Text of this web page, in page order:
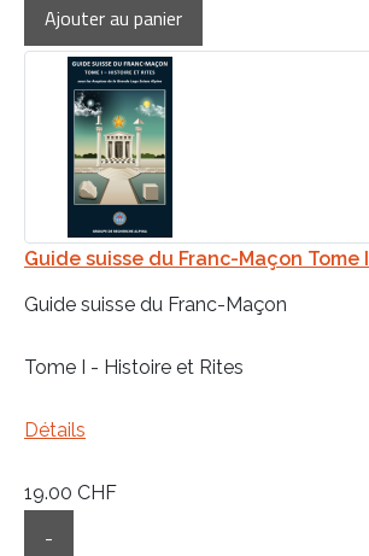
Guide suisse du Franc-Maçon Tome I
Guide suisse du Franc-Maçon
Tome I - Histoire et Rites
Détails
19.00 CHF
-